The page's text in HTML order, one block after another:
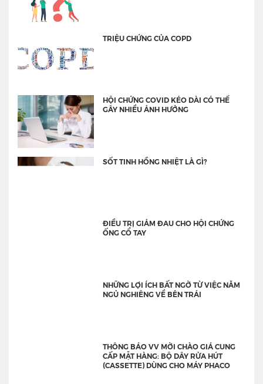
TRIỆU CHỨNG CỦA COPD
HỘI CHỨNG COVID KÉO DÀI CÓ THỂ
GÂY NHIỀU ẢNH HƯỞNG
SỐT TINH HỒNG NHIỆT LÀ GÌ?
ĐIỀU TRỊ GIẢM ĐAU CHO HỘI CHỨNG
ỐNG CỔ TAY
NHỮNG LỢI ÍCH BẤT NGỜ TỪ VIỆC NẰM
NGỦ NGHIÊNG VỀ BÊN TRÁI
THÔNG BÁO VV MỜI CHÀO GIÁ CUNG
CẤP MẶT HÀNG: BỘ DÂY RỬA HÚT
(CASSETTE) DÙNG CHO MÁY PHACO